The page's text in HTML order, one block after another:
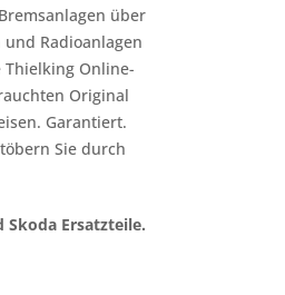
über
Radioanlagen
Online-
Original
Garantiert.
Sie durch
Ersatzteile.